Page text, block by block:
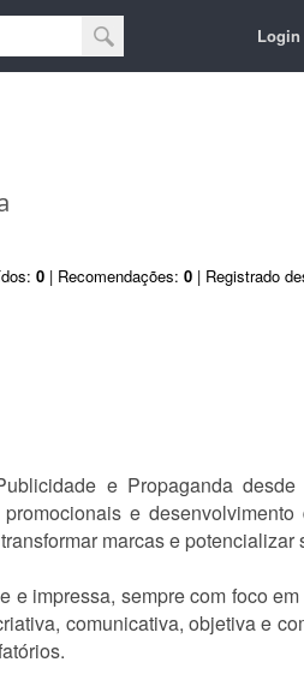
Login
0 | Recomendações: 0 | Registrado
e Propaganda
e
marcas e potencializar
impressa, sempre com foco
comunicativa, objetiva e